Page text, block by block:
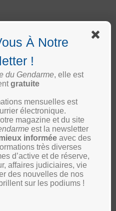
avis sur “La Voix du
VERSION
*
À Notre
!
du Gendarme, elle est
gratuite
mensuelles est
électronique.
magazine et du site
est la newsletter
informéeavec des
très diverses
d’active et de réserve,
affaires judiciaires, vie
des nouvelles de nos
sur les podiums !